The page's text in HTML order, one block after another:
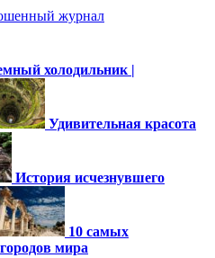
холодильник |
Удивительная красота
История исчезнувшего
10 самых
мира